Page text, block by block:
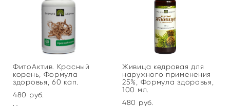
ФитоАктив. Красный
корень, Формула
здоровья, 60 кап.
480 pуб.
Живица кедровая для
наружного применения
25%, Формула здоровья,
100 мл.
480 pуб.